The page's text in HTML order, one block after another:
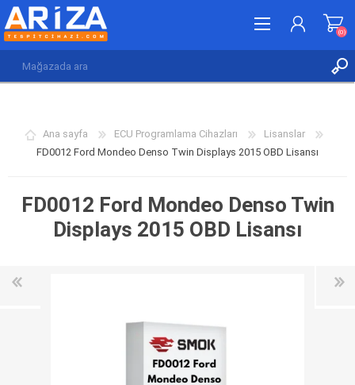
İSTEK LISTESI (0)
(0)
Ana sayfa ECU Programlama Cihazları
Lisanslar
FD0012 Ford Mondeo Denso Twin Displays 2015 OBD Lisansı
FD0012 Ford Mondeo Denso Twin
Displays 2015 OBD Lisansı